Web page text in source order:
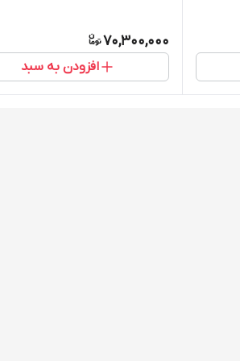
70,300,000
افزودن به سبد